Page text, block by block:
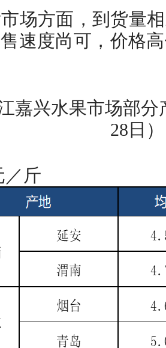
场方面，到货量
速度尚可，价格
嘉兴水果市场部分
28日）
／斤